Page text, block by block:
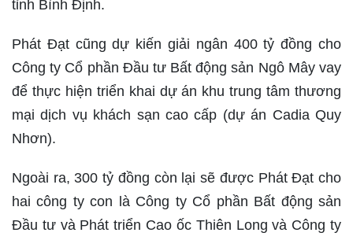
tỉnh Bình Định.
Phát Đạt cũng dự kiến giải ngân 400 tỷ đồng cho
Công ty Cổ phần Đầu tư Bất động sản Ngô Mây vay
để thực hiện triển khai dự án khu trung tâm thương
mại dịch vụ khách sạn cao cấp (dự án Cadia Quy
Nhơn).
Ngoài ra, 300 tỷ đồng còn lại sẽ được Phát Đạt cho
hai công ty con là Công ty Cổ phần Bất động sản
Đầu tư và Phát triển Cao ốc Thiên Long và Công ty